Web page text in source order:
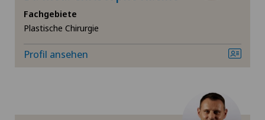
Allgemeine Innere Medizin
Ärztezentrum Oerlikon
Ärztezentrum Ostermundigen
SH
Fachgebiete
Plastische Chirurgie
Profil ansehen